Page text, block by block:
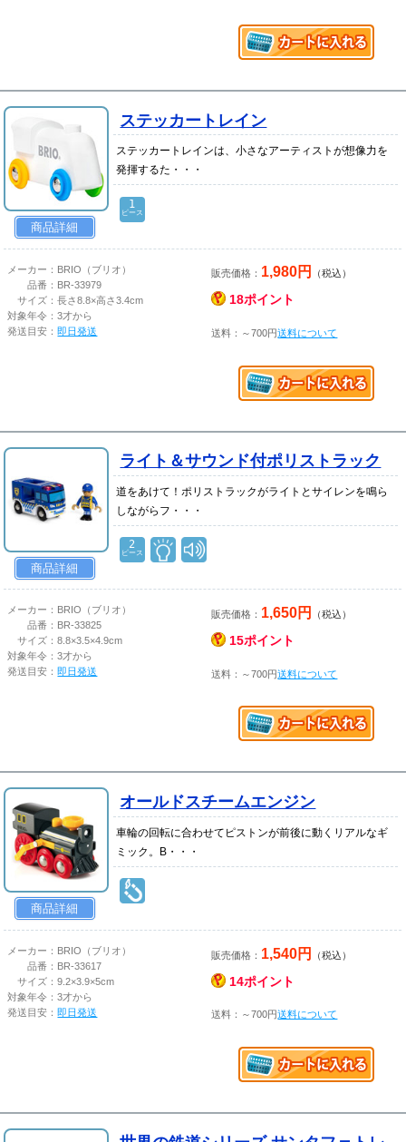
商品詳細
ステッカートレイン
ステッカートレインは、小さなアーティストが想像力を
発揮するた・・・
1
ピース
メーカー： BRIO（ブリオ）
品番： BR-33979
サイズ：長さ8.8×高さ3.4cm
対象年令：3才から
発送目安：即日発送
販売価格： 1,980円 （税込）
18ポイント
送料：～700円送料について
商品詳細
ライト＆サウンド付ポリストラック
道をあけて！ポリストラックがライトとサイレンを鳴ら
しながらフ・・・
2
ピース
メーカー： BRIO（ブリオ）
品番： BR-33825
サイズ：8.8×3.5×4.9cm
対象年令：3才から
発送目安： 即日発送
販売価格： 1,650円 （税込）
15ポイント
送料：～700円送料について
商品詳細
オールドスチームエンジン
車輪の回転に合わせてピストンが前後に動くリアルなギ
ミック。B・・・
メーカー： BRIO（ブリオ）
品番： BR-33617
サイズ：9.2×3.9×5cm
対象年令：3才から
発送目安：即日発送
販売価格： 1,540円 （税込）
14ポイント
送料：～700円送料について